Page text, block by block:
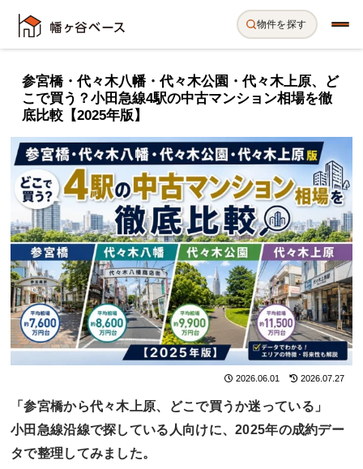
物件を探す
参宮橋・代々木八幡・代々木公園・代々木上原、ど
こで買う？小田急線4駅の中古マンション相場を徹
底比較【2025年版】
2026.06.01 2026.07.27
「参宮橋から代々木上原、どこで買うか迷っている」
小田急線沿線で探している人向けに、2025年の成約デー
タで整理してみました。